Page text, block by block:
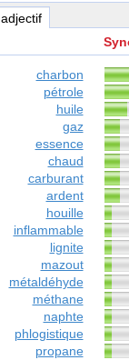
, adjectif
charbon
pétrole
huile
gaz
essence
chaud
carburant
ardent
houille
inflammable
lignite
mazout
métaldéhyde
méthane
naphte
phlogistique
propane